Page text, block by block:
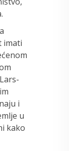
imati
i
u
kako